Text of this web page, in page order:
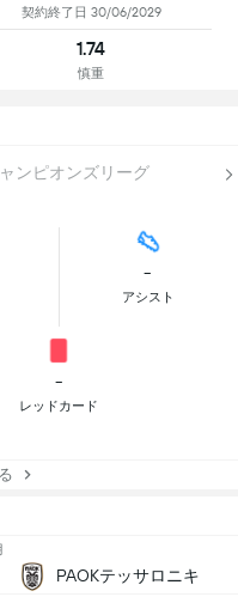
契約終了日 30/06/2029
1.74
慎重
ンピオンズリーグ
-
アシスト
-
レッドカード
PAOKテッサロニキ